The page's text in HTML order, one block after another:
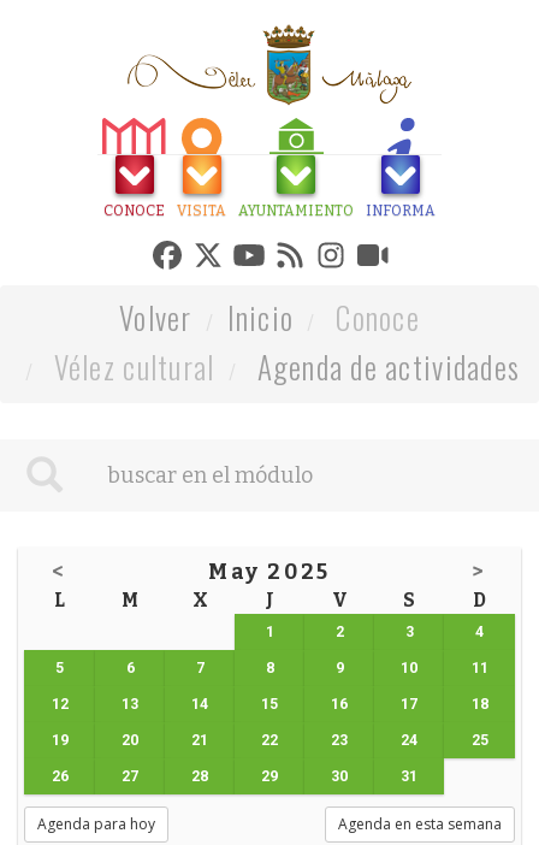
CONOCE VISITA AYUNTAMIENTO INFORMA
Volver Inicio
Conoce
Vélez cultural
Agenda de actividades
< May 2025 >
L M X J V S D
1 2 3 4
5 6 7 8 9 10 11
12 13 14 15 16 17 18
19 20 21 22 23 24 25
26 27 28 29 30 31
Agenda para hoy Agenda en esta semana